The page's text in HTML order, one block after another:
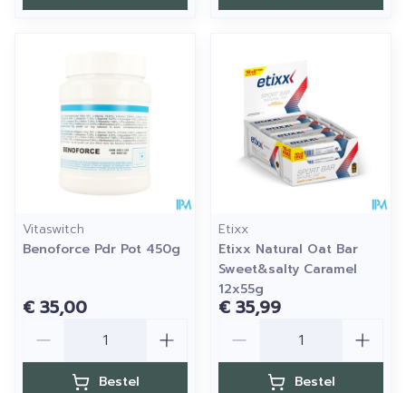
Vitaswitch
Benoforce Pdr Pot 450g
€ 35,00
Bestel
Etixx
Etixx Natural Oat Bar
Sweet&salty Caramel
12x55g
€ 35,99
Bestel